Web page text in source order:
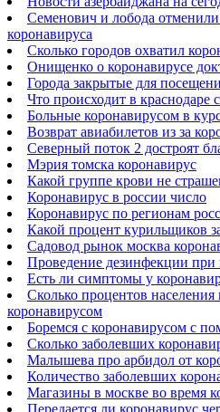
Семенович и лобода
коронавируса
Сколько городов охватил
Онищенко о коронавирусе
Города закрытые для
Что происходит в краснодаре
Больные коронавирусом в
Возврат авиабилетов из за
Северный поток 2 достроят
Мэрия томска коронавирус
Какой группе крови не
Коронавирус в россии число
Коронавирус по регионам
Какой процент курильщиков
Садовод рынок москва
Проведение дезинфекции при
Есть ли симптомы у
Сколько процентов населения
коронавирусом
Боремся с коронавирусом с
Сколько заболевших
Малышева про арбидол от
Количество заболевших
Магазины в москве во время
Передается ли коронавирус